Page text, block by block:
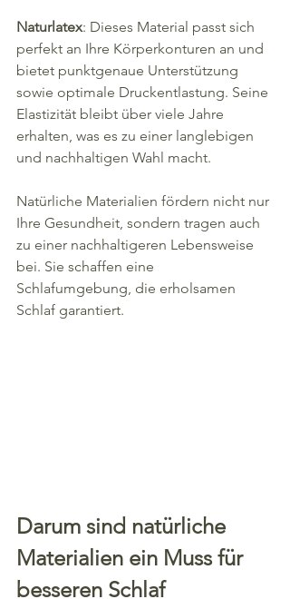
Naturlatex: Dieses Material passt sich
perfekt an Ihre Körperkonturen an und
bietet punktgenaue Unterstützung
sowie optimale Druckentlastung. Seine
Elastizität bleibt über viele Jahre
erhalten, was es zu einer langlebigen
und nachhaltigen Wahl macht.
Natürliche Materialien fördern nicht nur
Ihre Gesundheit, sondern tragen auch
zu einer nachhaltigeren Lebensweise
bei. Sie schaffen eine
Schlafumgebung, die erholsamen
Schlaf garantiert.
Darum sind natürliche
Materialien ein Muss für
besseren Schlaf